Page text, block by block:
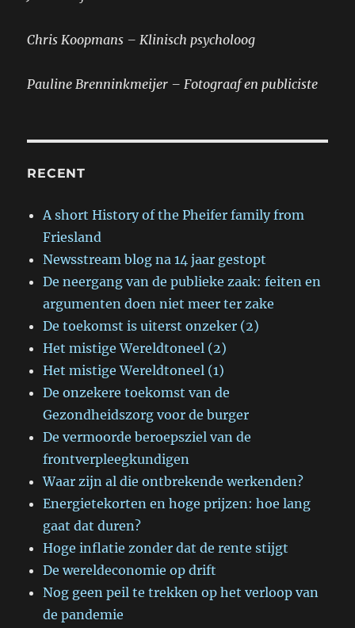
Chris Koopmans – Klinisch psycholoog
Pauline Brenninkmeijer – Fotograaf en publiciste
RECENT
A short History of the Pheifer family from
Friesland
Newsstream blog na 14 jaar gestopt
De neergang van de publieke zaak: feiten en
argumenten doen niet meer ter zake
De toekomst is uiterst onzeker (2)
Het mistige Wereldtoneel (2)
Het mistige Wereldtoneel (1)
De onzekere toekomst van de
Gezondheidszorg voor de burger
De vermoorde beroepsziel van de
frontverpleegkundigen
Waar zijn al die ontbrekende werkenden?
Energietekorten en hoge prijzen: hoe lang
gaat dat duren?
Hoge inflatie zonder dat de rente stijgt
De wereldeconomie op drift
Nog geen peil te trekken op het verloop van
de pandemie